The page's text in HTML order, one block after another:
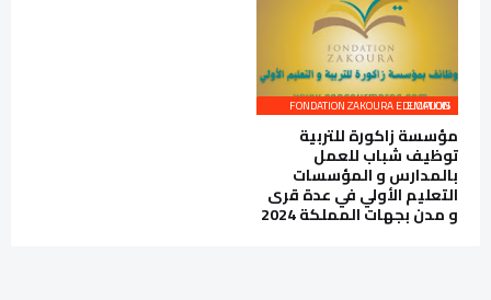
FONDATION ZAKOURA EDUCATION EMPLOIS
مؤسسة زاكورة للتربية
توظيف شباب للعمل
بالمدارس و المؤسسات
التعليم الأولي في عدة قرى
و مدن بجهات المملكة 2024